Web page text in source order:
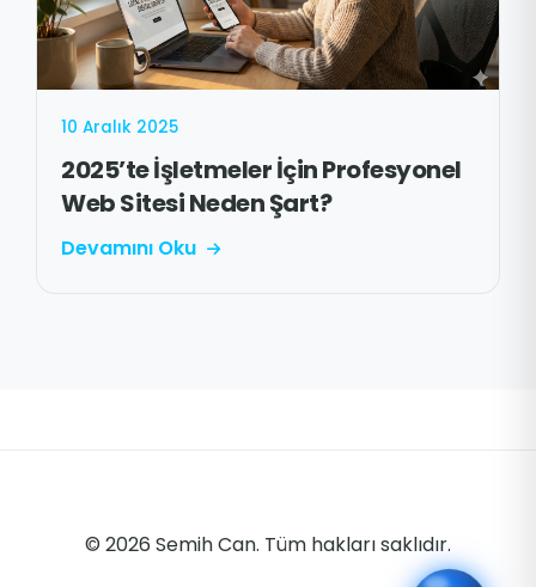
10 Aralık 2025
2025’te İşletmeler İçin Profesyonel
Web Sitesi Neden Şart?
Devamını Oku
© 2026 Semih Can. Tüm hakları saklıdır.